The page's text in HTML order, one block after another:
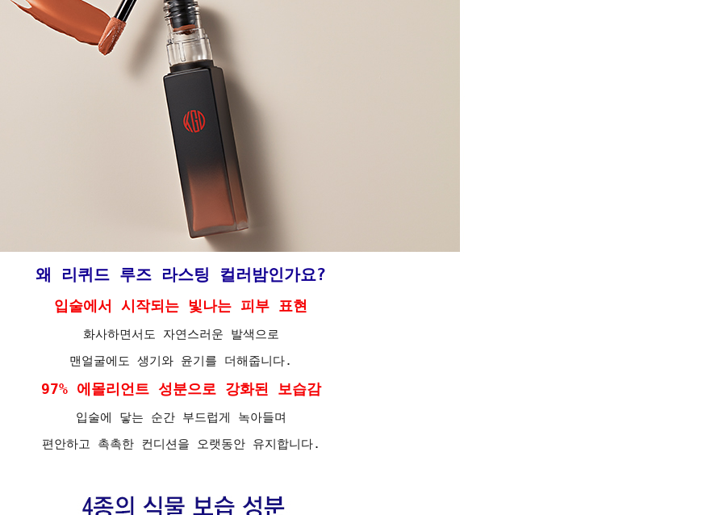
왜 리퀴드 루즈 라스팅 컬러밤인가요?
입술에서 시작되는 빛나는 피부 표현
화사하면서도 자연스러운 발색으로
맨얼굴에도 생기와 윤기를 더해줍니다.
97% 에몰리언트 성분으로 강화된 보습감
입술에 닿는 순간 부드럽게 녹아들며
편안하고 촉촉한 컨디션을 오랫동안 유지합니다.